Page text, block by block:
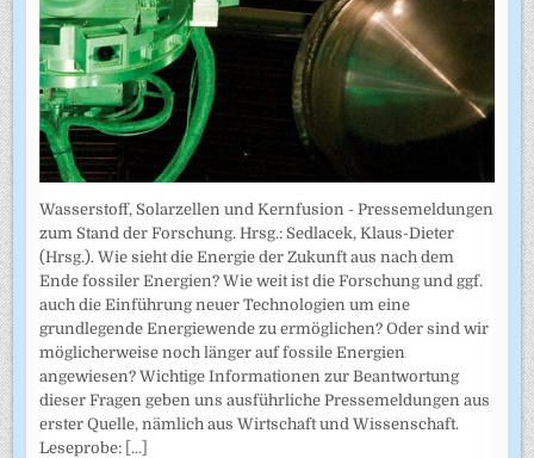
Wasserstoff, Solarzellen und Kernfusion - Pressemeldungen
zum Stand der Forschung. Hrsg.: Sedlacek, Klaus-Dieter
(Hrsg.). Wie sieht die Energie der Zukunft aus nach dem
Ende fossiler Energien? Wie weit ist die Forschung und ggf.
auch die Einführung neuer Technologien um eine
grundlegende Energiewende zu ermöglichen? Oder sind wir
möglicherweise noch länger auf fossile Energien
angewiesen? Wichtige Informationen zur Beantwortung
dieser Fragen geben uns ausführliche Pressemeldungen aus
erster Quelle, nämlich aus Wirtschaft und Wissenschaft.
Leseprobe: [...]